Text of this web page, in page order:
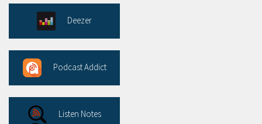
Deezer
Podcast Addict
Listen Notes